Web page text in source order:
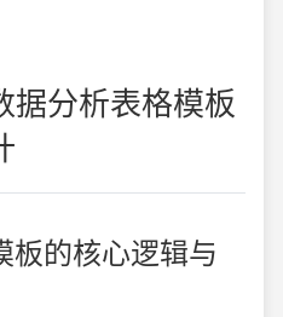
据分析表格模板
板的核心逻辑与